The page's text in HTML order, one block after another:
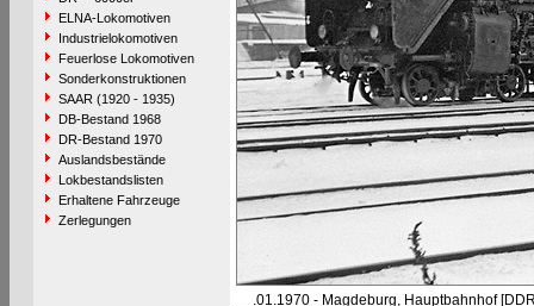
ELNA-Lokomotiven
Industrielokomotiven
Feuerlose Lokomotiven
Sonderkonstruktionen
SAAR (1920 - 1935)
DB-Bestand 1968
DR-Bestand 1970
Auslandsbestände
Lokbestandslisten
Erhaltene Fahrzeuge
Zerlegungen
__.01.1970 - Magdeburg, Hauptbahnhof